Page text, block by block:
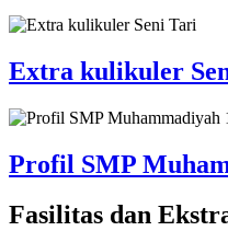
Extra kulikuler
Profil SMP
Fasilitas dan